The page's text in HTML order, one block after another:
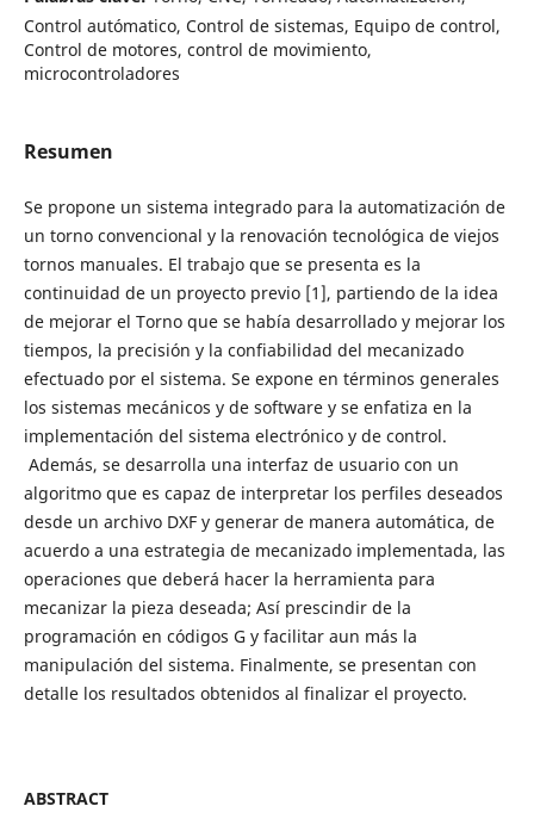
Control autómatico, Control de sistemas, Equipo de control,
Control de motores, control de movimiento,
microcontroladores
Resumen
Se propone un sistema integrado para la automatización de
un torno convencional y la renovación tecnológica de viejos
tornos manuales. El trabajo que se presenta es la
continuidad de un proyecto previo [1], partiendo de la idea
de mejorar el Torno que se había desarrollado y mejorar los
tiempos, la precisión y la confiabilidad del mecanizado
efectuado por el sistema. Se expone en términos generales
los sistemas mecánicos y de software y se enfatiza en la
implementación del sistema electrónico y de control.
Además, se desarrolla una interfaz de usuario con un
algoritmo que es capaz de interpretar los perfiles deseados
desde un archivo DXF y generar de manera automática, de
acuerdo a una estrategia de mecanizado implementada, las
operaciones que deberá hacer la herramienta para
mecanizar la pieza deseada; Así prescindir de la
programación en códigos G y facilitar aun más la
manipulación del sistema. Finalmente, se presentan con
detalle los resultados obtenidos al finalizar el proyecto.
ABSTRACT